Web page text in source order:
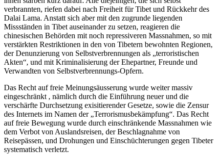
verbrannten, riefen dabei nach Freiheit für Tibet und Rückkehr des
Dalai Lama. Anstatt sich aber mit den zugrunde liegenden
Missständen in Tibet auseinander zu setzen, reagieren die
chinesischen Behörden mit noch repressiveren Massnahmen, so mit
verstärkten Restriktionen in den von Tibetern bewohnten Regionen,
der Denunzierung von Selbstverbrennungen als „terroristischen
Akten“, und mit Kriminalisierung der Ehepartner, Freunde und
Verwandten von Selbstverbrennungs-Opfern.
Das Recht auf freie Meinungsäusserung wurde weiter massiv
eingeschränkt , nämlich durch die Einführung neuer und die
verschärfte Durchsetzung exisitierender Gesetze, sowie die Zensur
des Internets im Namen der „Terrorismusbekämpfung“. Das Recht
auf freie Bewegung wurde durch einschränkende Massnahmen wie
dem Verbot von Auslandsreisen, der Beschlagnahme von
Reisepässen, und Drohungen und Einschüchterungen gegen Tibeter
systematisch verletzt.